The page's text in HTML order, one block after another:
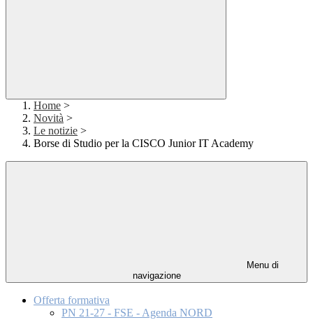
Home >
Novità >
Le notizie >
Borse di Studio per la CISCO Junior IT Academy
Menu di
navigazione
Offerta formativa
PN 21-27 - FSE - Agenda NORD